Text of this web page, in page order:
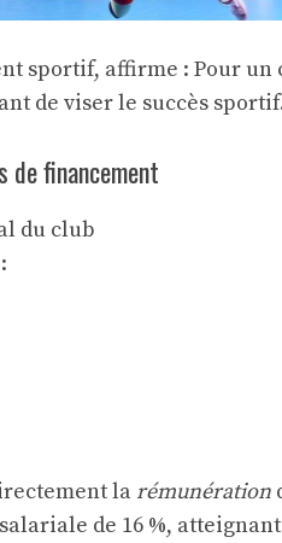
sportif, affirme : Pour
de viser le succès
de financement
du club
la rémunération
de 16 %, atteignant